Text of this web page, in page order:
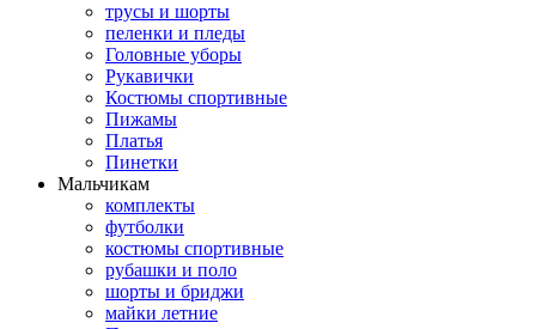
трусы и шорты
пеленки и пледы
Головные уборы
Рукавички
Костюмы спортивные
Пижамы
Платья
Пинетки
Мальчикам
комплекты
футболки
костюмы спортивные
рубашки и поло
шорты и бриджи
майки летние